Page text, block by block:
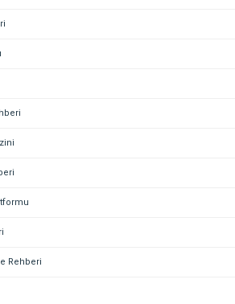
Rehberi